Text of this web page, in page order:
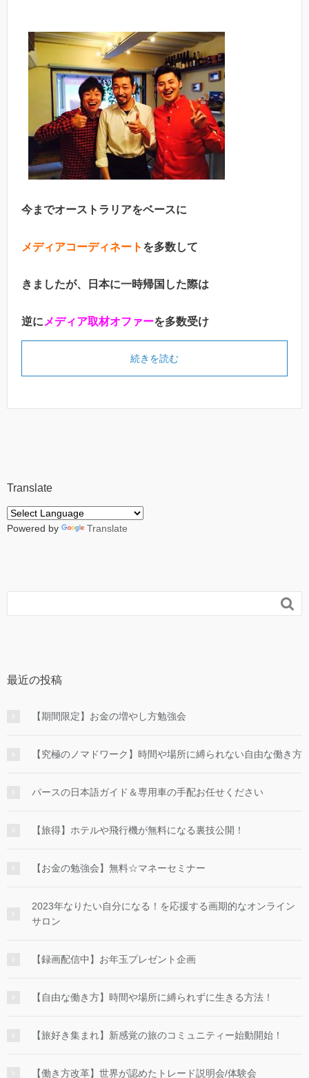
今までオーストラリアをベースに
メディアコーディネート を多数して
きましたが、日本に一時帰国した際は
逆に メディア取材オファーを多数受け
続きを読む
Translate
Powered by Translate

最近の投稿
【期間限定】お金の増やし方勉強会
【究極のノマドワーク】時間や場所に縛られない自由な働き方
パースの日本語ガイド＆専用車の手配お任せください
【旅得】ホテルや飛行機が無料になる裏技公開！
【お金の勉強会】無料☆マネーセミナー
2023年なりたい自分になる！を応援する画期的なオンライン
サロン
【録画配信中】お年玉プレゼント企画
【自由な働き方】時間や場所に縛られずに生きる方法！
【旅好き集まれ】新感覚の旅のコミュニティー始動開始！
【働き方改革】世界が認めたトレード説明会/体験会